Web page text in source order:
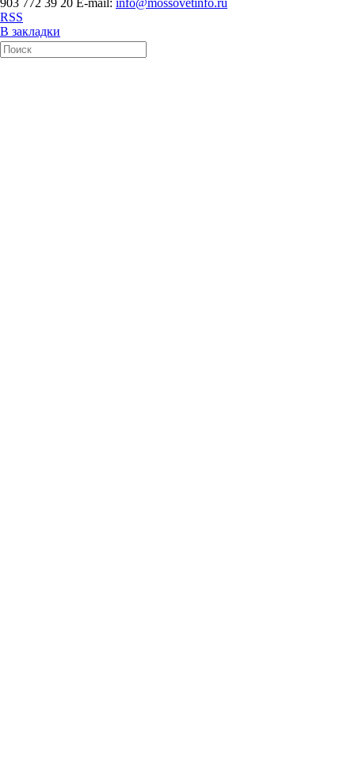
903 772 39 20 E-mail: info@mossovetinfo.ru
RSS
В закладки